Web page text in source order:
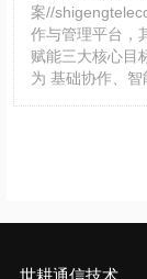
案//
作与管理平台，
赋能三大核心目
为 基础协作、智
世耕通信技术